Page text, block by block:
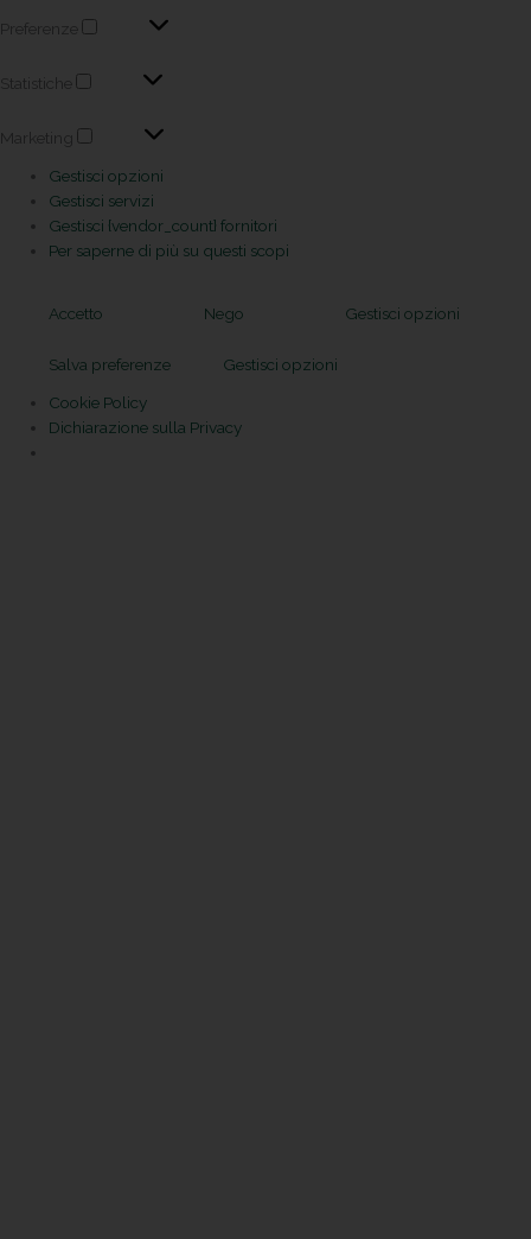
Preferenze
Statistiche
Marketing
Gestisci opzioni
Gestisci servizi
Gestisci {vendor_count} fornitori
Per saperne di più su questi scopi
Accetto Nego Gestisci opzioni
Salva preferenze
Gestisci opzioni
Cookie Policy
Dichiarazione sulla Privacy